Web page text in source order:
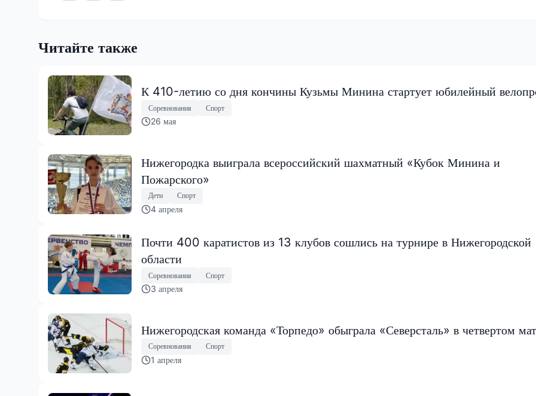
Читайте также
К 410-летию со дня кончины Кузьмы Минина стартует юбилейный
Соревнования Спорт
26 мая
Нижегородка выиграла всероссийский шахматный «Кубок Минина и
Пожарского»
Дети Спорт
4 апреля
Почти 400 каратистов из 13 клубов сошлись на турнире в Нижегородской
области
Соревнования Спорт
3 апреля
Нижегородская команда «Торпедо» обыграла «Северсталь» в четвертом
Соревнования Спорт
1 апреля